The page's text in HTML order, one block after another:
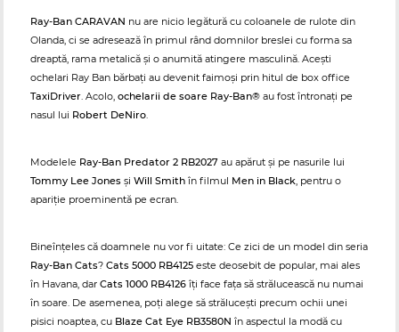
Ray-Ban CARAVAN nu are nicio legătură cu coloanele de rulote din
Olanda, ci se adresează în primul rând domnilor breslei cu forma sa
dreaptă, rama metalică și o anumită atingere masculină. Acești
ochelari Ray Ban bărbați au devenit faimoși prin hitul de box office
TaxiDriver. Acolo, ochelarii de soare Ray-Ban® au fost întronați pe
nasul lui Robert DeNiro.
Modelele Ray-Ban Predator 2 RB2027 au apărut și pe nasurile lui
Tommy Lee Jones și Will Smith în filmul Men in Black, pentru o
apariție proeminentă pe ecran.
Bineînțeles că doamnele nu vor fi uitate: Ce zici de un model din seria
Ray-Ban Cats? Cats 5000 RB4125 este deosebit de popular, mai ales
în Havana, dar Cats 1000 RB4126 îți face fața să strălucească nu numai
în soare. De asemenea, poți alege să strălucești precum ochii unei
pisici noaptea, cu Blaze Cat Eye RB3580N în aspectul la modă cu